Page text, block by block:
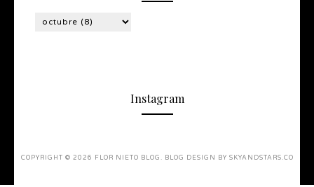
Instagram
COPYRIGHT © 2026 FLOR NIETO BLOG . BLOG DESIGN BY SKYANDSTARS.CO